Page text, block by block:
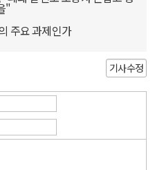
"
주요 과제인가
기사수정